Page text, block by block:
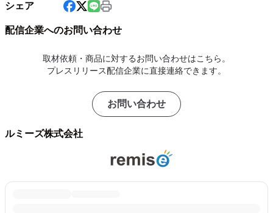
シェア
配信企業へのお問い合わせ
取材依頼・商品に対するお問い合わせはこちら。
プレスリリース配信企業に直接連絡できます。
お問い合わせ
ルミーズ株式会社